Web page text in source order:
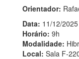
Orientador:
Data: 11/12/2025
Horário: 9h
Modalidade:
Local: Sala F-